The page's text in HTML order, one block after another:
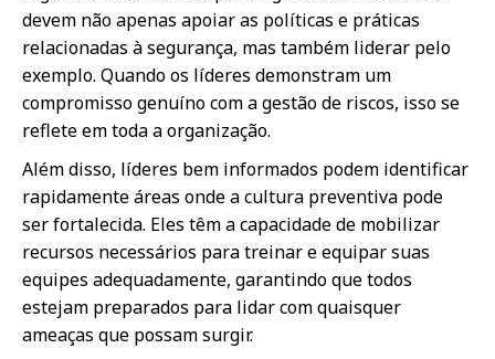
devem não apenas apoiar as políticas e práticas
relacionadas à segurança, mas também liderar pelo
exemplo. Quando os líderes demonstram um
compromisso genuíno com a gestão de riscos, isso se
reflete em toda a organização.
Além disso, líderes bem informados podem identificar
rapidamente áreas onde a cultura preventiva pode
ser fortalecida. Eles têm a capacidade de mobilizar
recursos necessários para treinar e equipar suas
equipes adequadamente, garantindo que todos
estejam preparados para lidar com quaisquer
ameaças que possam surgir.